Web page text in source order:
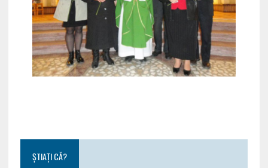
ȘTIAȚI CĂ?